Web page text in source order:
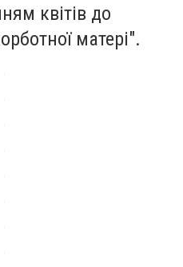
квітів до
матері".